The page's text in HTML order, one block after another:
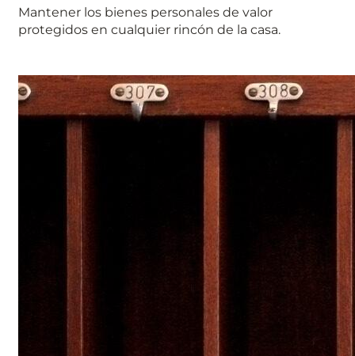
Mantener los bienes personales de valor
protegidos en cualquier rincón de la casa.